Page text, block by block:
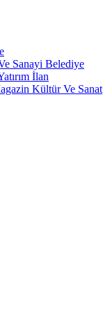
Sanayi Belediye
İlan
Kültür Ve Sanat